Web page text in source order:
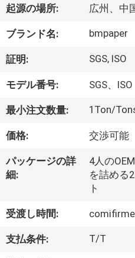
品
わ
た
し
ち
に
い
て
起源の場所: 広州、中
ブランド名: bmpaper
証明: SGS, ISO
モデル番号: SGS、ISO
最小注文数量: 1Ton/
価格: 交渉可能
パッケージの詳
細:
4人の
を詰める
ト
受渡し時間:
支払条件: T/T